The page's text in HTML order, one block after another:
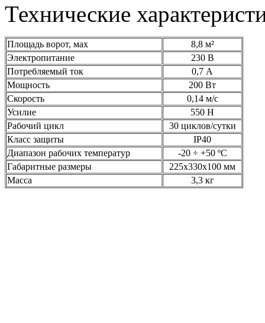
Технические
Площадь ворот, мах
8,8 м²
Электропитание
230 В
Потребляемый ток
0,7 А
Мощность
200 Вт
Скорость
0,14 м/с
Усилие
550 Н
Рабочий цикл
30 циклов/сутки
Класс защиты
IP40
Диапазон рабочих температур
-20 ÷ +50 ºС
Габаритные размеры
225х330х100 мм
Масса
3,3 кг